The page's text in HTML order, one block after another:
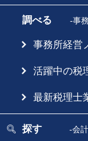
調べる -事
事務所経営
活躍中の税
最新税理士
探す -会